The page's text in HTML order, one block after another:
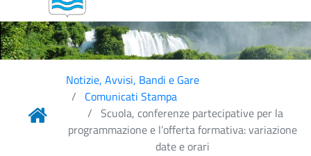
Notizie, Avvisi, Bandi e Gare
Comunicati Stampa
Scuola, conferenze partecipative per la
programmazione e l’offerta formativa: variazione
date e orari